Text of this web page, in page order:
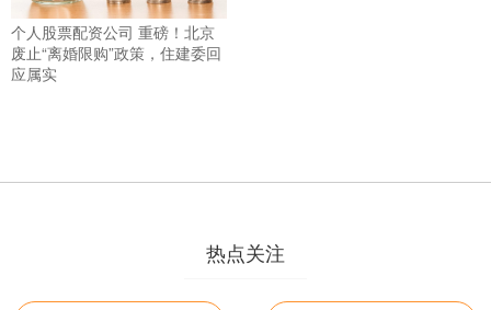
个人股票配资公司 重磅！北京
废止“离婚限购”政策，住建委回
应属实
热点关注